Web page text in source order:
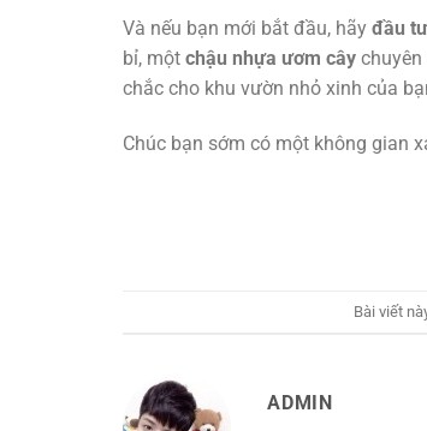
Và nếu bạn mới bắt đầu, hãy đầu
bỉ, một chậu nhựa ươm cây
chắc cho khu vườn nhỏ xinh của
Chúc bạn sớm có một không gian
Bài viết
ADMIN